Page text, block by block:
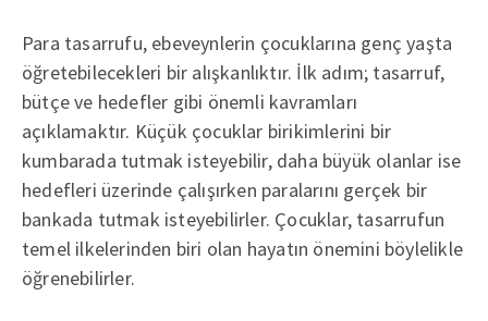
Para tasarrufu, ebeveynlerin çocuklarına genç yaşta
öğretebilecekleri bir alışkanlıktır. İlk adım; tasarruf,
bütçe ve hedefler gibi önemli kavramları
açıklamaktır. Küçük çocuklar birikimlerini bir
kumbarada tutmak isteyebilir, daha büyük olanlar ise
hedefleri üzerinde çalışırken paralarını gerçek bir
bankada tutmak isteyebilirler. Çocuklar, tasarrufun
temel ilkelerinden biri olan hayatın önemini böylelikle
öğrenebilirler.